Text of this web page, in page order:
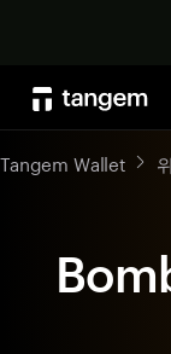
Tangem Wallet